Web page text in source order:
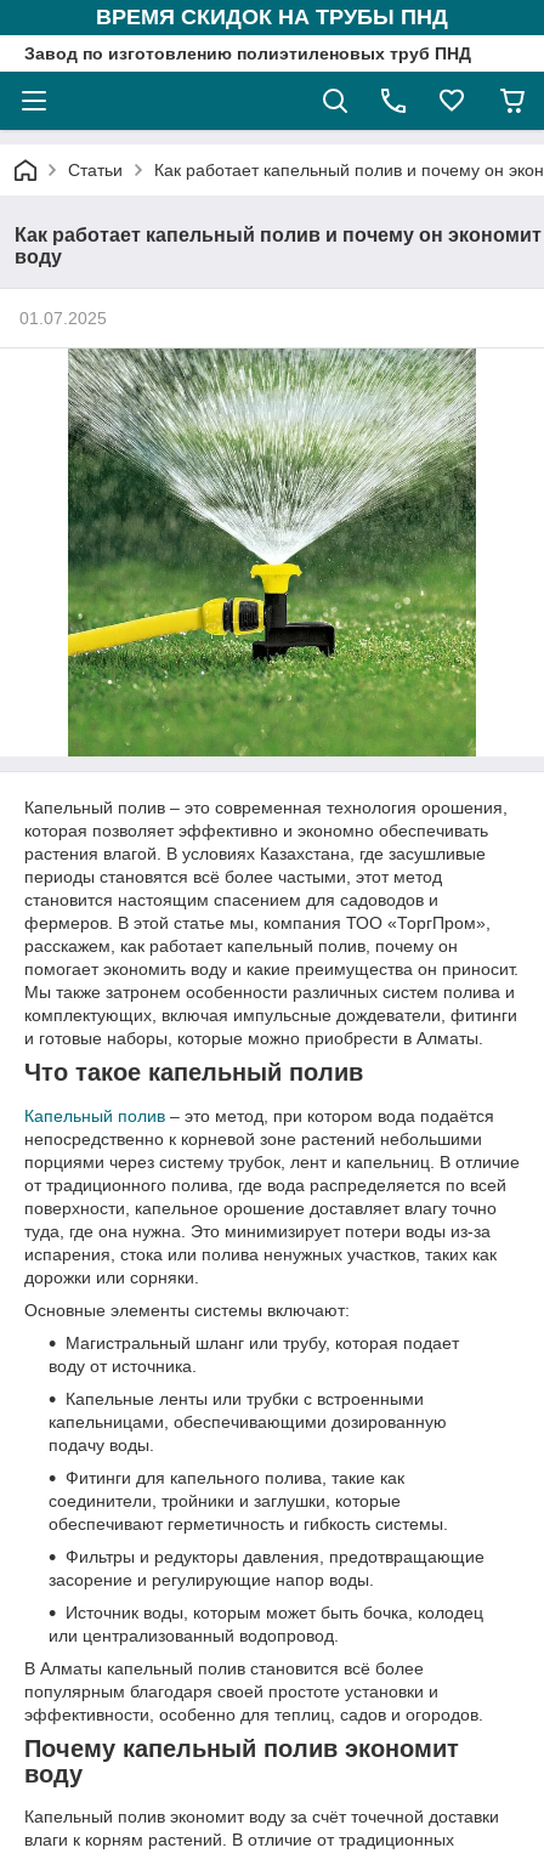
ВРЕМЯ СКИДОК НА ТРУБЫ ПНД
Завод по изготовлению полиэтиленовых труб ПНД
Статьи Как работает капельный полив и почему он
Как работает капельный полив и почему он экономит
воду
01.07.2025
Капельный полив – это современная технология орошения,
которая позволяет эффективно и экономно обеспечивать
растения влагой. В условиях Казахстана, где засушливые
периоды становятся всё более частыми, этот метод
становится настоящим спасением для садоводов и
фермеров. В этой статье мы, компания ТОО «ТоргПром»,
расскажем, как работает капельный полив, почему он
помогает экономить воду и какие преимущества он приносит.
Мы также затронем особенности различных систем полива и
комплектующих, включая импульсные дождеватели, фитинги
и готовые наборы, которые можно приобрести в Алматы.
Что такое капельный полив
Капельный полив – это метод, при котором вода подаётся
непосредственно к корневой зоне растений небольшими
порциями через систему трубок, лент и капельниц. В отличие
от традиционного полива, где вода распределяется по всей
поверхности, капельное орошение доставляет влагу точно
туда, где она нужна. Это минимизирует потери воды из-за
испарения, стока или полива ненужных участков, таких как
дорожки или сорняки.
Основные элементы системы включают:
Магистральный шланг или трубу, которая подает
воду от источника.
Капельные ленты или трубки с встроенными
капельницами, обеспечивающими дозированную
подачу воды.
Фитинги для капельного полива, такие как
соединители, тройники и заглушки, которые
обеспечивают герметичность и гибкость системы.
Фильтры и редукторы давления, предотвращающие
засорение и регулирующие напор воды.
Источник воды, которым может быть бочка, колодец
или централизованный водопровод.
В Алматы капельный полив становится всё более
популярным благодаря своей простоте установки и
эффективности, особенно для теплиц, садов и огородов.
Почему капельный полив экономит
воду
Капельный полив экономит воду за счёт точечной доставки
влаги к корням растений. В отличие от традиционных